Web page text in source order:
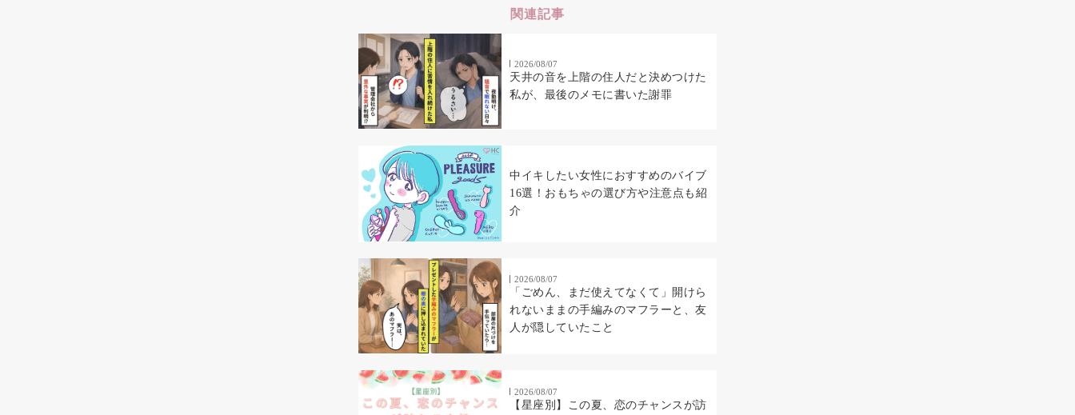
関連記事
2026/08/07
天井の音を上階の住人だと決めつけた
私が、最後のメモに書いた謝罪
中イキしたい女性におすすめのバイブ
16選！おもちゃの選び方や注意点も紹
介
2026/08/07
「ごめん、まだ使えてなくて」開けら
れないままの手編みのマフラーと、友
人が隠していたこと
2026/08/07
【星座別】この夏、恋のチャンスが訪